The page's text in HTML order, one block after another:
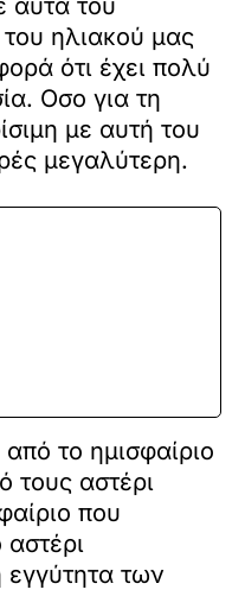
αυτά του
ηλιακού μας
ότι έχει πολύ
Οσο για τη
με αυτή του
μεγαλύτερη.
το ημισφαίριο
τους αστέρι
που
αστέρι
των